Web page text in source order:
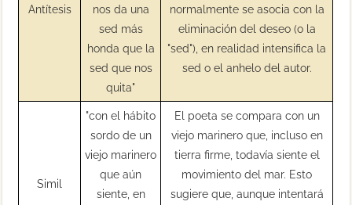
Antítesis
nos da una
sed más
honda que la
sed que nos
quita"
normalmente se asocia con la
eliminación del deseo (o la
"sed"), en realidad intensifica la
sed o el anhelo del autor.
Simil
"con el hábito
sordo de un
viejo marinero
que aún
siente, en
El poeta se compara con un
viejo marinero que, incluso en
tierra firme, todavía siente el
movimiento del mar. Esto
sugiere que, aunque intentará